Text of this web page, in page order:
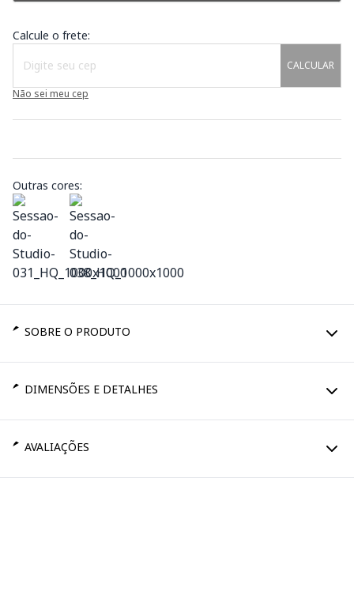
Calcule o frete:
CALCULAR
Não sei meu cep
Outras cores:
SOBRE O PRODUTO
DIMENSÕES E DETALHES
AVALIAÇÕES